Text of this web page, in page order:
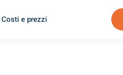
Costi e prezzi